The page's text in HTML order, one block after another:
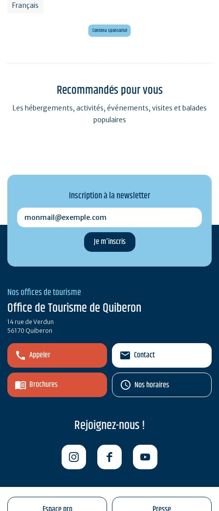
Français
Contenu sponsorisé
Voyagez en Préhistoire !
Recommandés pour vous
Les hébergements, activités, événements, visites et balades
populaires
Inscription à la newsletter
monmail@exemple.com
Nos offices de tourisme
Office de Tourisme de Quiberon
14 rue de Verdun
56170 Quiberon
Appeler
Brochures
Contact
Nos horaires
Rejoignez-nous !